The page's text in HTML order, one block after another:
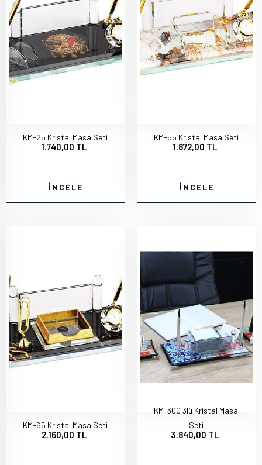
KM-25 Kristal Masa Seti
1.740,00 TL
İNCELE
KM-55 Kristal Masa Seti
1.872,00 TL
İNCELE
KM-65 Kristal Masa Seti
2.160,00 TL
KM-300 3lü Kristal Masa
Seti
3.840,00 TL